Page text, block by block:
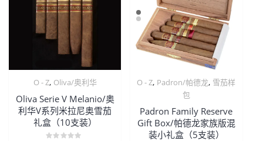
O - Z, Oliva/奥利华
Oliva Serie V Melanio/奥
利华V系列米拉尼奥雪茄
礼盒（10支装）
O - Z, Padron/帕德龙, 雪茄样
包
Padron Family Reserve
Gift Box/帕德龙家族版混
装小礼盒（5支装）